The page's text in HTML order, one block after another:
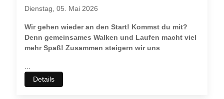
Dienstag, 05. Mai 2026
Wir gehen wieder an den Start! Kommst du mit?
Denn gemeinsames Walken und Laufen macht viel
mehr Spaß! Zusammen steigern wir uns
...
Details